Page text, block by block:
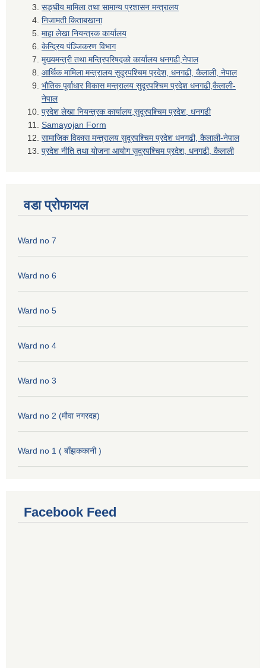
सङ्घीय मामिला तथा सामान्य प्रशासन मन्त्रालय
निजामती किताबखाना
माहा लेखा नियन्त्रक कार्यालय
केन्द्रिय पंञ्जिकरण विभाग
मुख्यमन्त्री तथा मन्त्रिपरिषद्को कार्यालय धनगढी,नेपाल
आर्थिक मामिला मन्त्रालय सुदूरपश्चिम प्रदेश, धनगढी, कैलाली, नेपाल
भौतिक पूर्वाधार विकास मन्त्रालय सुदूरपश्चिम प्रदेश धनगढी,कैलाली-
नेपाल
प्रदेश लेखा नियन्त्रक कार्यालय,सुदूरपश्चिम प्रदेश, धनगढी
Samayojan Form
सामाजिक विकास मन्त्रालय सुदूरपश्चिम प्रदेश धनगढी, कैलाली-नेपाल
प्रदेश नीति तथा योजना आयोग सुदूरपश्चिम प्रदेश, धनगढी, कैलाली
वडा प्रोफायल
Ward no 7
Ward no 6
Ward no 5
Ward no 4
Ward no 3
Ward no 2 (मौवा नगरदह)
Ward no 1 ( बाँझककानी )
Facebook Feed